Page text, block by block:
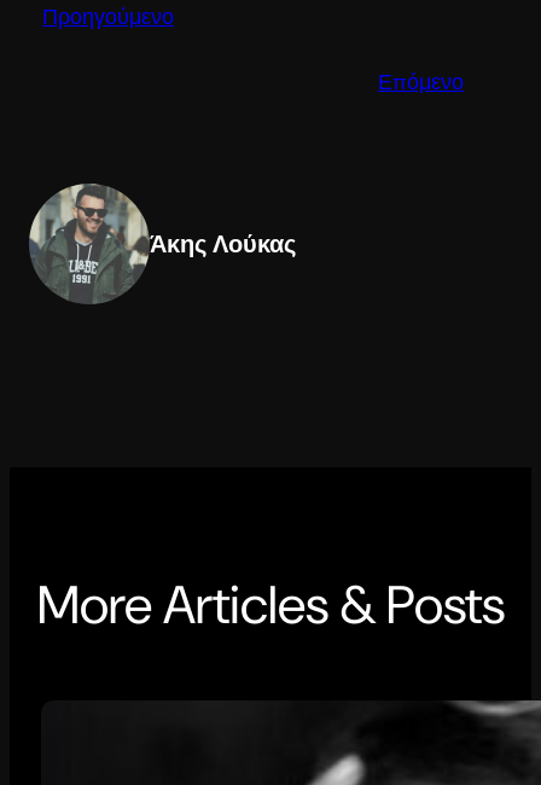
Προηγούμενο
Επόμενο
Άκης Λούκας
More Articles & Posts